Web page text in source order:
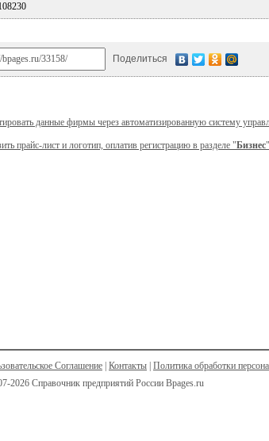
Поделиться
данные фирмы через автоматизированную систему
прайс-лист и логотип, оплатив регистрацию в разделе "Бизнес
Соглашение Контакты Политика обработки
2026 Справочник предприятий России Bpages.ru